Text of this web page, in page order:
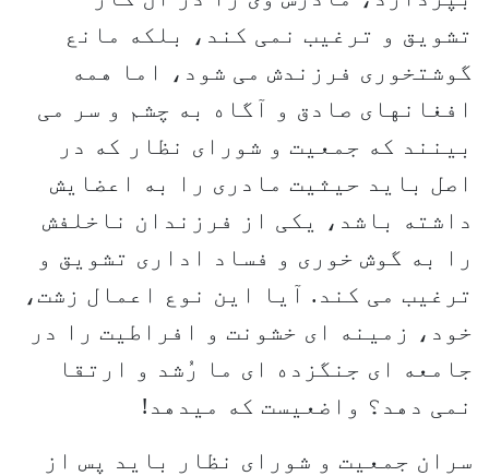
تشویق و ترغیب نمی کند، بلکه مانع
گوشتخوری فرزندش می شود، اما همه
افغانهای صادق و آگاه به چشم و سر می
بینند که جمعیت و شورای نظار که در
اصل باید حیثیت مادری را به اعضایش
داشته باشد، یکی از فرزندان ناخلفش
را به گوش خوری و فساد اداری تشویق و
ترغیب می کند. آیا این نوع اعمال زشت،
خود، زمینه ای خشونت و افراطیت را در
جامعه ای جنگزده ای ما رُشد و ارتقا
نمی دهد؟ واضعیست که میدهد!
سران جمعیت و شورای نظار باید پس از